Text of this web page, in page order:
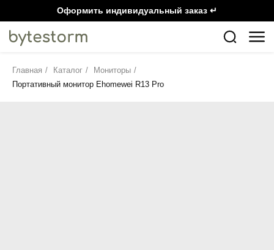
Оформить индивидуальный заказ ↵
Главная / Каталог / Мониторы /
Портативный монитор Ehomewei R13 Pro